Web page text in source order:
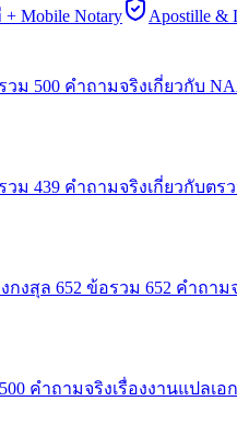
Mobile Notary Apostille &
รวม 500 คำถามจริงเกี่ยวกับ
รวม 439 คำถามจริงเกี่ยวกับตร
กงสุล 652 ข้อรวม 652 คำถาม
คำถามจริงเรื่องงานแปลเอ